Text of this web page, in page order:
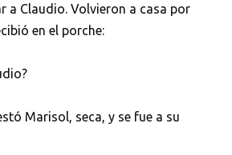
a Claudio. Volvieron a casa por
en el porche:
Marisol, seca, y se fue a su